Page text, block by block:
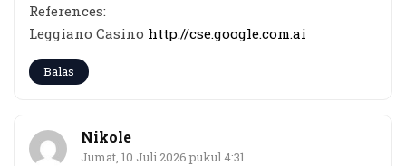
References:
Leggiano Casino http://cse.google.com.ai
Balas
Nikole
Jumat, 10 Juli 2026 pukul 4:31